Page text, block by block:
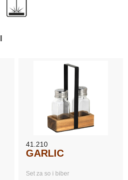
41.210
GARLIC
Set za so i biber